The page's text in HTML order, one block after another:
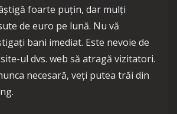
foarte puțin, dar mulți
de euro pe lună. Nu vă
bani imediat. Este nevoie de
ul dvs. web să atragă vizitatori.
necesară, veți putea trăi din